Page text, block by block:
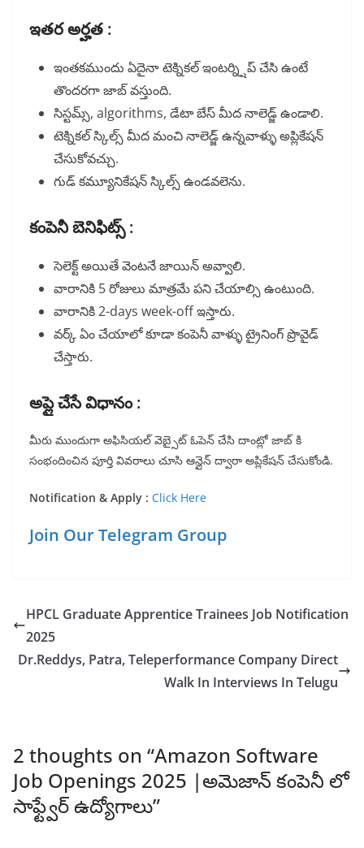
ఇతర అర్హత :
ఇంతకముందు ఏదైనా టెక్నికల్ ఇంటర్న్షిప్ చేసి ఉంటే
తొందరగా జాబ్ వస్తుంది.
సిస్టమ్స్, algorithms, డేటా బేస్ మీద నాలెడ్జ్ ఉండాలి.
టెక్నికల్ స్కిల్స్ మీద మంచి నాలెడ్జ్ ఉన్నవాళ్ళు అప్లికేషన్
చేసుకోవచ్చు.
గుడ్ కమ్యూనికేషన్ స్కిల్స్ ఉండవలెను.
కంపెనీ బెనిఫిట్స్ :
సెలెక్ట్ అయితే వెంటనే జాయిన్ అవ్వాలి.
వారానికి 5 రోజులు మాత్రమే పని చేయాల్సి ఉంటుంది.
వారానికి 2-days week-off ఇస్తారు.
వర్క్ ఏం చేయాలో కూడా కంపెనీ వాళ్ళు ట్రైనింగ్ ప్రొవైడ్
చేస్తారు.
అప్లై చేసే విధానం :
మీరు ముందుగా అఫిసియల్ వెబ్సైట్ ఓపెన్ చేసి దాంట్లో జాబ్ కి
సంభందించిన పూర్తి వివరాలు చూసి ఆన్లైన్ ద్వారా అప్లికేషన్ చేసుకోండి.
Notification & Apply : Click Here
Join Our Telegram Group
HPCL Graduate Apprentice Trainees Job Notification
2025
Dr.Reddys, Patra, Teleperformance Company Direct
Walk In Interviews In Telugu
2 thoughts on “Amazon Software
Job Openings 2025 |అమెజాన్ కంపెనీ లో
సాఫ్ట్వేర్ ఉద్యోగాలు”